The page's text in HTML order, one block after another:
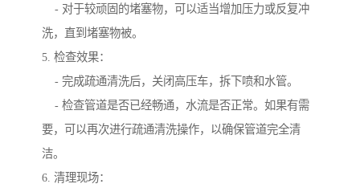
- 对于较顽固的堵塞物，可以适当增加压力或反复冲
洗，直到堵塞物被。
5. 检查效果：
- 完成疏通清洗后，关闭高压车，拆下喷和水管。
- 检查管道是否已经畅通，水流是否正常。如果有需
要，可以再次进行疏通清洗操作，以确保管道完全清
洁。
6. 清理现场：